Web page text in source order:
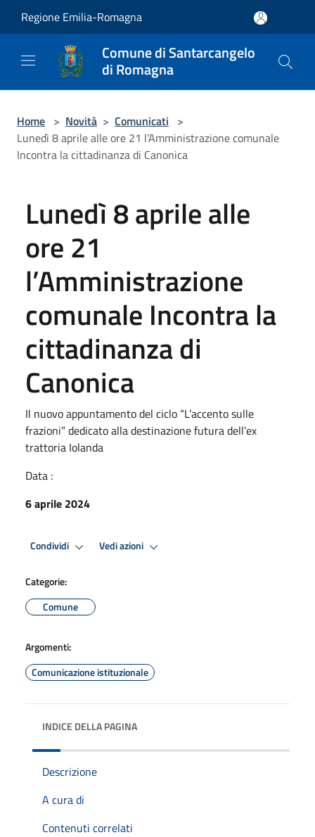
Regione Emilia-Romagna
Comune di Santarcangelo
di Romagna
Home > Novità > Comunicati >
Lunedì 8 aprile alle ore 21 l’Amministrazione comunale
Incontra la cittadinanza di Canonica
Lunedì 8 aprile alle
ore 21
l’Amministrazione
comunale Incontra la
cittadinanza di
Canonica
Il nuovo appuntamento del ciclo “L’accento sulle
frazioni” dedicato alla destinazione futura dell’ex
trattoria Iolanda
Data :
6 aprile 2024
Condividi Vedi azioni
Categorie:
Comune
Argomenti:
Comunicazione istituzionale
INDICE DELLA PAGINA
Descrizione
A cura di
Contenuti correlati